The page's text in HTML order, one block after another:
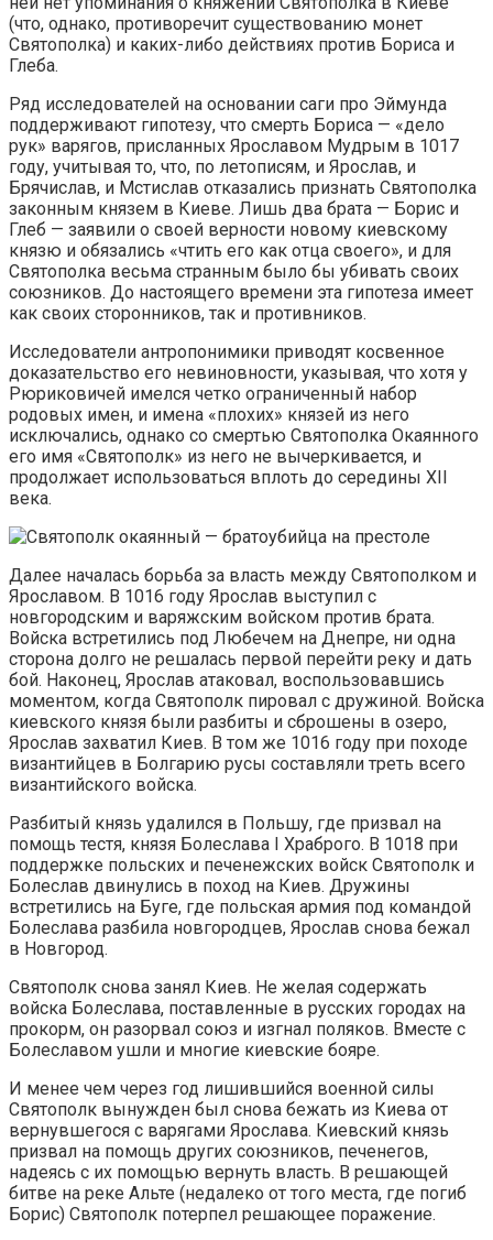
(что, однако, противоречит существованию монет
Святополка) и каких-либо действиях против Бориса и
Глеба.
Ряд исследователей на основании саги про Эймунда
поддерживают гипотезу, что смерть Бориса — «дело
рук» варягов, присланных Ярославом Мудрым в 1017
году, учитывая то, что, по летописям, и Ярослав, и
Брячислав, и Мстислав отказались признать Святополка
законным князем в Киеве. Лишь два брата — Борис и
Глеб — заявили о своей верности новому киевскому
князю и обязались «чтить его как отца своего», и для
Святополка весьма странным было бы убивать своих
союзников. До настоящего времени эта гипотеза имеет
как своих сторонников, так и противников.
Исследователи антропонимики приводят косвенное
доказательство его невиновности, указывая, что хотя у
Рюриковичей имелся четко ограниченный набор
родовых имен, и имена «плохих» князей из него
исключались, однако со смертью Святополка Окаянного
его имя «Святополк» из него не вычеркивается, и
продолжает использоваться вплоть до середины XII
века.
Далее началась борьба за власть между Святополком и
Ярославом. В 1016 году Ярослав выступил с
новгородским и варяжским войском против брата.
Войска встретились под Любечем на Днепре, ни одна
сторона долго не решалась первой перейти реку и дать
бой. Наконец, Ярослав атаковал, воспользовавшись
моментом, когда Святополк пировал с дружиной. Войска
киевского князя были разбиты и сброшены в озеро,
Ярослав захватил Киев. В том же 1016 году при походе
византийцев в Болгарию русы составляли треть всего
византийского войска.
Разбитый князь удалился в Польшу, где призвал на
помощь тестя, князя Болеслава I Храброго. В 1018 при
поддержке польских и печенежских войск Святополк и
Болеслав двинулись в поход на Киев. Дружины
встретились на Буге, где польская армия под командой
Болеслава разбила новгородцев, Ярослав снова бежал
в Новгород.
Святополк снова занял Киев. Не желая содержать
войска Болеслава, поставленные в русских городах на
прокорм, он разорвал союз и изгнал поляков. Вместе с
Болеславом ушли и многие киевские бояре.
И менее чем через год лишившийся военной силы
Святополк вынужден был снова бежать из Киева от
вернувшегося с варягами Ярослава. Киевский князь
призвал на помощь других союзников, печенегов,
надеясь с их помощью вернуть власть. В решающей
битве на реке Альте (недалеко от того места, где погиб
Борис) Святополк потерпел решающее поражение.